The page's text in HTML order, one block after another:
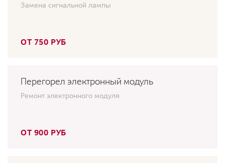
Замена сигнальной лампы
ОТ 750 РУБ
Перегорел электронный модуль
Ремонт электронного модуля
ОТ 900 РУБ